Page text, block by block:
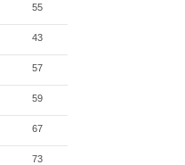
55
43
57
59
67
73